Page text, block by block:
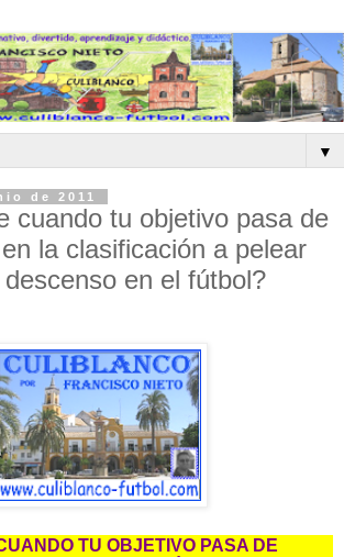
▼
de 2011
cuando tu objetivo pasa de
la clasificación a pelear
en el fútbol?
TU OBJETIVO PASA DE